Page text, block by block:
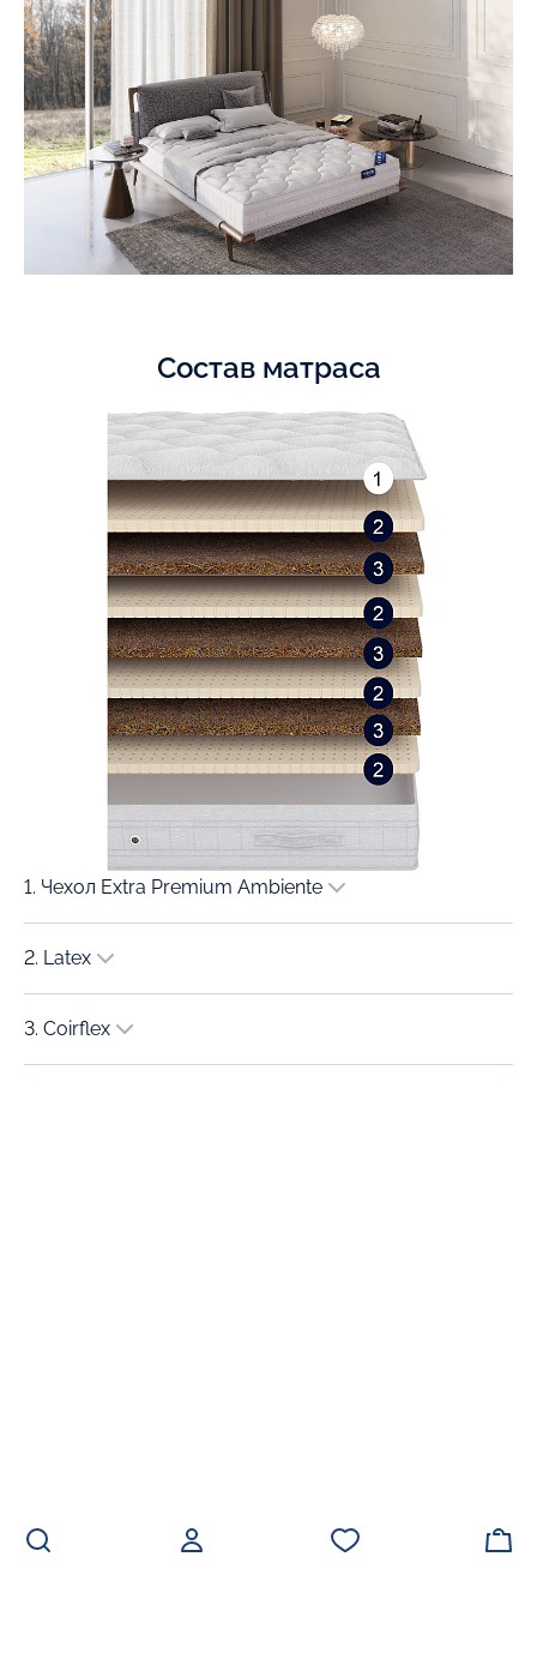
Состав матраса
1. Чехол Extra Premium Ambiente
2. Latex
3. Coirflex